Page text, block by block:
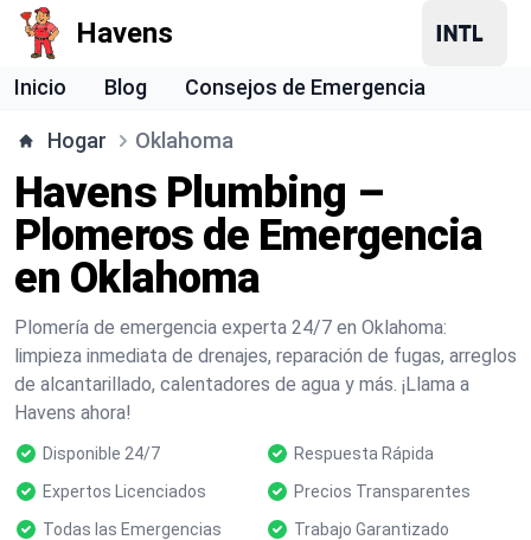
Havens
Inicio Blog Consejos de Emergencia
Hogar Oklahoma
Havens Plumbing –
Plomeros de Emergencia
en Oklahoma
Plomería de emergencia experta 24/7 en Oklahoma:
limpieza inmediata de drenajes, reparación de fugas, arreglos
de alcantarillado, calentadores de agua y más. ¡Llama a
Havens ahora!
Disponible 24/7
Respuesta Rápida
Expertos Licenciados
Precios Transparentes
Todas las Emergencias
Trabajo Garantizado